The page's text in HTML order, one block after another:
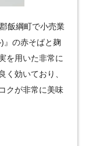
飯綱町で小売業
』の赤そばと麹
を用いた非常に
く効いており、
クが非常に美味